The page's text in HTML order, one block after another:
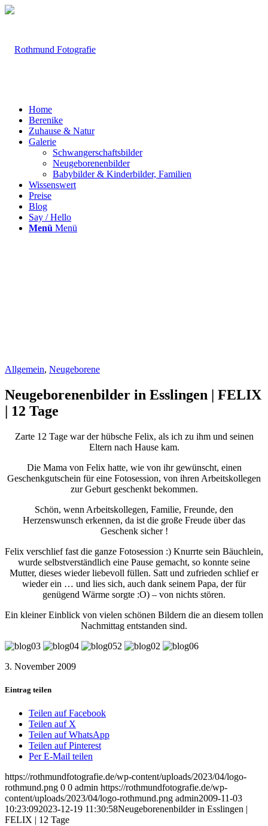
Home
Berenike
Zuhause & Natur
Galerie
Schwangerschaftsbilder
Neugeborenenbilder
Babybilder & Kinderbilder, Familien
Wissenswert
Preise
Blog
Say / Hello
Menü Menü
Allgemein, Neugeborene
Neugeborenenbilder in Esslingen | FELIX
| 12 Tage
Zarte 12 Tage war der hübsche Felix, als ich zu ihm und seinen
Eltern nach Hause kam.
Die Mama von Felix hatte, wie von ihr gewünscht, einen
Geschenkgutschein für eine Fotosession, von ihren Arbeitskollegen
zur Geburt geschenkt bekommen.
Schön, wenn Arbeitskollegen, Familie, Freunde, den
Herzenswunsch erkennen, da ist die große Freude über das
Geschenk sicher !
Felix verschlief fast die ganze Fotosession :) Knurrte sein Bäuchlein,
wurde selbstverständlich eine Pause gemacht, so konnte seine
Mutter, dieses wieder liebevoll füllen. Satt und zufrieden schlief er
wieder ein … und lies sich, auch dank seinem Papa, der für
genügend Wärme sorgte :O) – von nichts stören.
Ein kleiner Einblick von vielen schönen Bildern die an diesem tollen
Nachmittag entstanden sind.
3. November 2009
Eintrag teilen
Teilen auf Facebook
Teilen auf X
Teilen auf WhatsApp
Teilen auf Pinterest
Per E-Mail teilen
https://rothmundfotografie.de/wp-content/uploads/2023/04/logo-
rothmund.png 0 0 admin https://rothmundfotografie.de/wp-
content/uploads/2023/04/logo-rothmund.png admin2009-11-03
10:23:092023-12-19 11:30:58Neugeborenenbilder in Esslingen |
FELIX | 12 Tage